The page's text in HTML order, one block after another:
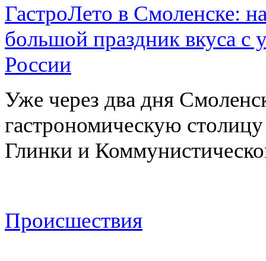
ГастроЛето в Смоленске:
большой праздник вкуса с
России
Уже через два дня
гастрономическую
Глинки и
Происшествия